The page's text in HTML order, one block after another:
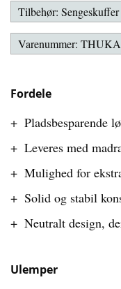
Fordele
Pladsbesparende
Leveres med
Mulighed for
Solid og stabil
Neutralt design,
Ulemper
Tilbehør:
Varenummer: